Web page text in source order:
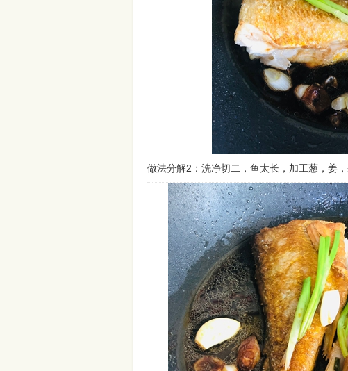
做法分解2：洗净切二，鱼太长，加工葱，姜